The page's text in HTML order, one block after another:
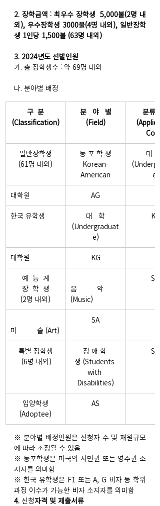
2. 장학금액 : 최우수 장학생  5,000불(2명 내
외), 우수장학생 3000불(4명 내외), 일반장학
생 1인당 1,500불 (63명 내외)
3. 2024년도 선발인원
가. 총 장학생수 : 약 69명 내외
나. 분야별 배정
구  분
(Classification)
분   야   별
(Field)
분류기
Code)
일반장학생
(61명 내외)
동 포 학 생
Korean-
American
대   학
e)
대학원 AG
한국 유학생
대   학
(Undergraduat
e)
KC
대학원 KG
예  능  계
장  학  생
(2명 내외)
음          악
(Music)
SM
미          술 (Art)
SA
특별 장학생
(6명 내외)
장 애 학
생 (Students
with
Disabilities)
SD
입양학생
(Adoptee)
AS
※ 분야별 배정인원은 신청자 수 및 재원규모
에 따라 조정될 수 있음
※ 동포학생은 미국의 시민권 또는 영주권 소
지자를 의미함
※ 한국 유학생은 F1 또는 A, G 비자 등 학위
과정 이수가 가능한 비자 소지자를 의미함
4. 신청자격 및 제출서류